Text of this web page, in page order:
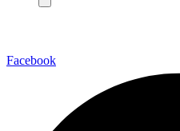
Facebook